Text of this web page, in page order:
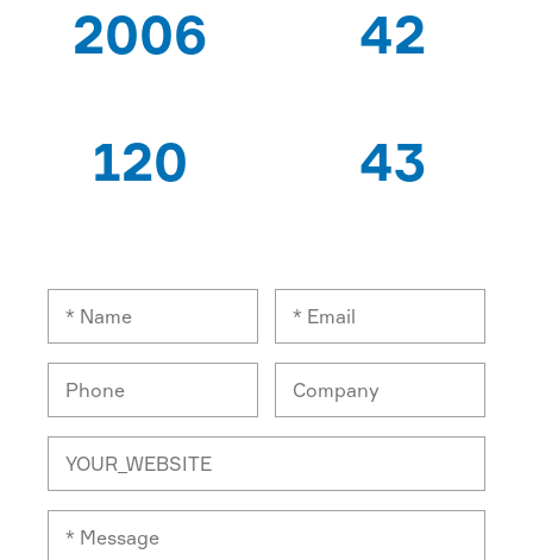
2006 42
120 43